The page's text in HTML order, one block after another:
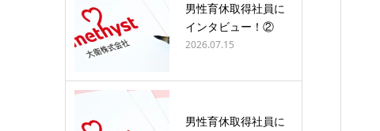
男性育休取得社員に
インタビュー！②
2026.07.15
男性育休取得社員に